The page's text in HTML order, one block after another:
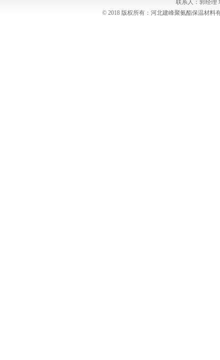
联系人：郭经理
© 2018 版权所有：河北建峰聚氨酯保温材